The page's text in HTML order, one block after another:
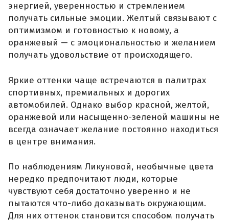
энергией, уверенностью и стремлением
получать сильные эмоции. Желтый связывают с
оптимизмом и готовностью к новому, а
оранжевый — с эмоциональностью и желанием
получать удовольствие от происходящего.
Яркие оттенки чаще встречаются в палитрах
спортивных, премиальных и дорогих
автомобилей. Однако выбор красной, желтой,
оранжевой или насыщенно-зеленой машины не
всегда означает желание постоянно находиться
в центре внимания.
По наблюдениям Ликуновой, необычные цвета
нередко предпочитают люди, которые
чувствуют себя достаточно уверенно и не
пытаются что-либо доказывать окружающим.
Для них оттенок становится способом получать